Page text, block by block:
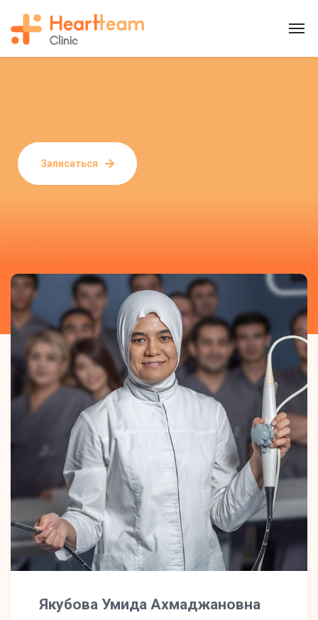
Записаться
Якубова Умида Ахмаджановна